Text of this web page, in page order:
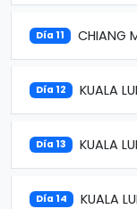
Día 11 CHIANG
Día 12 KUALA
Día 13 KUALA
Día 14 KUALA